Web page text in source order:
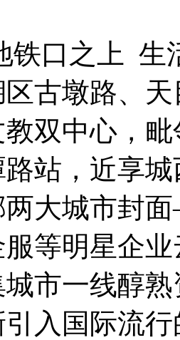
铁口之上 生
古墩路、
双中心，
站，近享
两大城市封
等明星企
市一线醇
入国际流